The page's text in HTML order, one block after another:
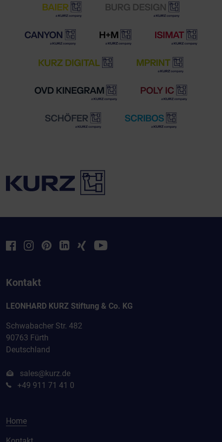
Kontakt
LEONHARD KURZ Stiftung & Co. KG
Schwabacher Str. 482
90763 Fürth
Deutschland
sales@kurz.de
+49 911 71 41 0
Home